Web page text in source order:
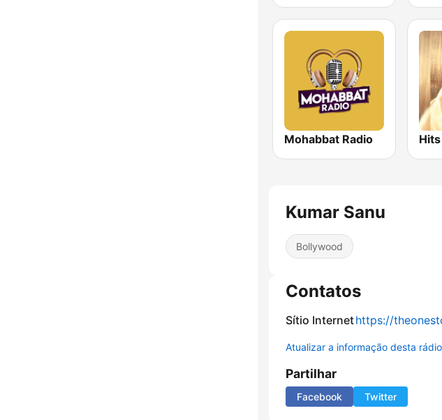
Mohabbat Radio
Kumar Sanu
Bollywood
Contatos
Sítio Internethttps://
Atualizar a informação desta rádio
Partilhar
Facebook Twitter